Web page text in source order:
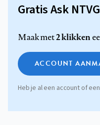
Gratis Ask
Maak met2 klikken
ACCOUNT
Heb je al een account of